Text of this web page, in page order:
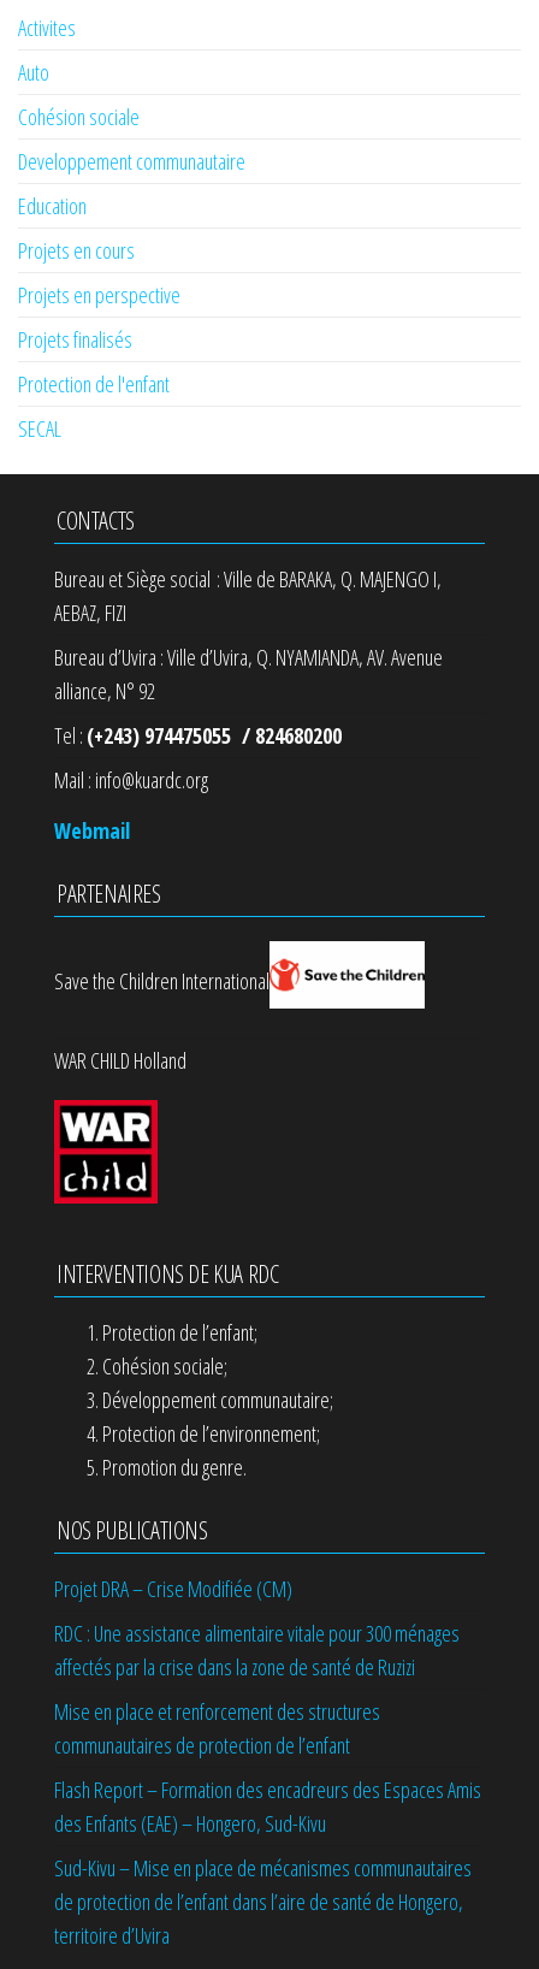
Activites
Auto
Cohésion sociale
Developpement communautaire
Education
Projets en cours
Projets en perspective
Projets finalisés
Protection de l'enfant
SECAL
CONTACTS
Bureau et Siège social : Ville de BARAKA, Q. MAJENGO I,
AEBAZ, FIZI
Bureau d’Uvira : Ville d’Uvira, Q. NYAMIANDA, AV. Avenue
alliance, N° 92
Tel : (+243) 974475055 / 824680200
Mail : info@kuardc.org
Webmail
PARTENAIRES
Save the Children International
WAR CHILD Holland
INTERVENTIONS DE KUA RDC
Protection de l’enfant;
Cohésion sociale;
Développement communautaire;
Protection de l’environnement;
Promotion du genre.
NOS PUBLICATIONS
Projet DRA – Crise Modifiée (CM)
RDC : Une assistance alimentaire vitale pour 300 ménages
affectés par la crise dans la zone de santé de Ruzizi
Mise en place et renforcement des structures
communautaires de protection de l’enfant
Flash Report – Formation des encadreurs des Espaces Amis
des Enfants (EAE) – Hongero, Sud-Kivu
Sud-Kivu – Mise en place de mécanismes communautaires
de protection de l’enfant dans l’aire de santé de Hongero,
territoire d’Uvira